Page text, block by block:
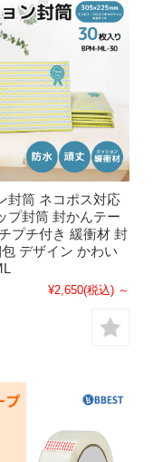
封筒 ネコポス対応
プ封筒 封かんテー
プチ付き 緩衝材 封
デザイン かわい
¥2,650(税込) ～